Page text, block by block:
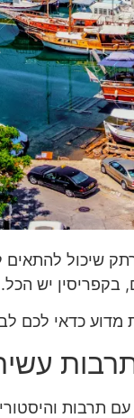
שיכול
בקפריסין יש הכל.
תרבות